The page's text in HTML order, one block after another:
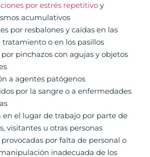
por estrés repetitivoy
acumulativos
por resbalones y caídas en las
tratamiento o en los pasillos
por pinchazos con agujas y objetos
a agentes patógenos
por la sangre o a enfermedades
en el lugar de trabajo por parte de
visitantes u otras personas
provocadas por falta de personal o
inadecuada de los